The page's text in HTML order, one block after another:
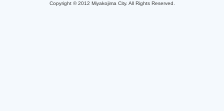
Copyright © 2012 Miyakojima City. All Rights Reserved.